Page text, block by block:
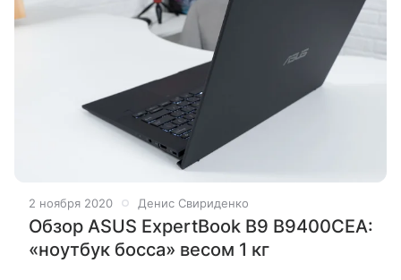
2 ноября 2020 Денис Свириденко
Обзор ASUS ExpertBook B9 B9400CEA:
«ноутбук босса» весом 1 кг